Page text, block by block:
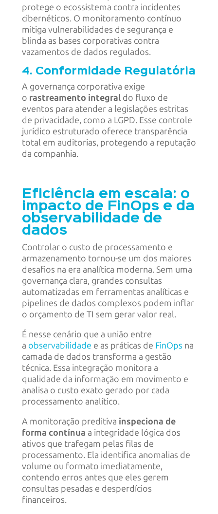
protege o ecossistema contra incidentes
cibernéticos. O monitoramento contínuo
mitiga vulnerabilidades de segurança e
blinda as bases corporativas contra
vazamentos de dados regulados.
4. Conformidade Regulatória
A governança corporativa exige
o rastreamento integral do fluxo de
eventos para atender a legislações estritas
de privacidade, como a LGPD. Esse controle
jurídico estruturado oferece transparência
total em auditorias, protegendo a reputação
da companhia.
Eficiência em escala: o
impacto de FinOps e da
observabilidade de
dados
Controlar o custo de processamento e
armazenamento tornou-se um dos maiores
desafios na era analítica moderna. Sem uma
governança clara, grandes consultas
automatizadas em ferramentas analíticas e
pipelines de dados complexos podem inflar
o orçamento de TI sem gerar valor real.
É nesse cenário que a união entre
a observabilidade e as práticas de FinOps na
camada de dados transforma a gestão
técnica. Essa integração monitora a
qualidade da informação em movimento e
analisa o custo exato gerado por cada
processamento analítico.
A monitoração preditiva inspeciona de
forma contínua a integridade lógica dos
ativos que trafegam pelas filas de
processamento. Ela identifica anomalias de
volume ou formato imediatamente,
contendo erros antes que eles gerem
consultas pesadas e desperdícios
financeiros.